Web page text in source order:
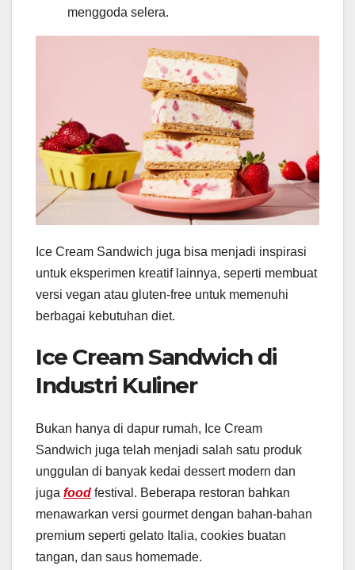
menggoda selera.
Ice Cream Sandwich juga bisa menjadi inspirasi
untuk eksperimen kreatif lainnya, seperti membuat
versi vegan atau gluten-free untuk memenuhi
berbagai kebutuhan diet.
Ice Cream Sandwich di
Industri Kuliner
Bukan hanya di dapur rumah, Ice Cream
Sandwich juga telah menjadi salah satu produk
unggulan di banyak kedai dessert modern dan
juga food festival. Beberapa restoran bahkan
menawarkan versi gourmet dengan bahan-bahan
premium seperti gelato Italia, cookies buatan
tangan, dan saus homemade.